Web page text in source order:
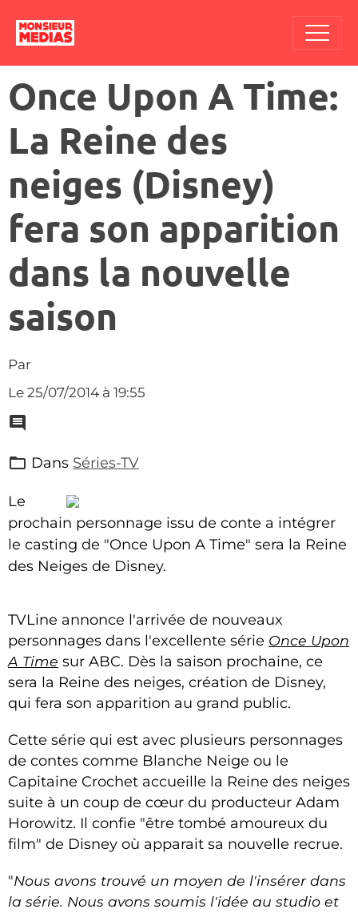
Once Upon A Time:
La Reine des
neiges (Disney)
fera son apparition
dans la nouvelle
saison
Par
Le 25/07/2014 à 19:55
Dans Séries-TV
Le
prochain personnage issu de conte a intégrer
le casting de "Once Upon A Time" sera la Reine
des Neiges de Disney.
TVLine annonce l'arrivée de nouveaux
personnages dans l'excellente série Once Upon
A Time sur ABC. Dès la saison prochaine, ce
sera la Reine des neiges, création de Disney,
qui fera son apparition au grand public.
Cette série qui est avec plusieurs personnages
de contes comme Blanche Neige ou le
Capitaine Crochet accueille la Reine des neiges
suite à un coup de cœur du producteur Adam
Horowitz. Il confie "être tombé amoureux du
film" de Disney où apparait sa nouvelle recrue.
"Nous avons trouvé un moyen de l'insérer dans
la série. Nous avons soumis l'idée au studio et